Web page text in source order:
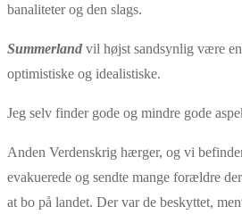
banaliteter og den slags.
Summerland vil højst sandsynlig være
optimistiske og idealistiske.
Jeg selv finder gode og mindre gode
Anden Verdenskrig hærger, og vi
evakuerede og sendte mange forældre
at bo på landet. Der var de beskyttet,